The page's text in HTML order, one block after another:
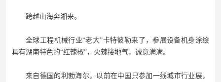
跨越山海奔湘来。
全球工程机械行业“老大”卡特彼勒来了，参展设备机身涂绘
具有湖南特色的“红辣椒”，火辣接地气，诚意满满。
来自德国的利勃海尔，以前在中国只参加一线城市行业展，